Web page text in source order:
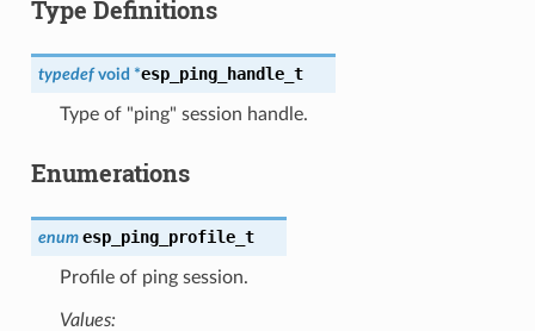
Type Definitions
typedef void *esp_ping_handle_t
Type of "ping" session handle.
Enumerations
enum esp_ping_profile_t
Profile of ping session.
Values: